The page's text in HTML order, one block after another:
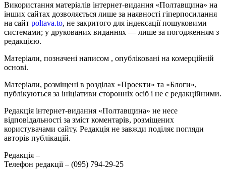
Використання матеріалів інтернет-видання «Полтавщина» на
інших сайтах дозволяється лише за наявності гіперпосилання
на сайт poltava.to, не закритого для індексації пошуковими
системами; у друкованих виданнях — лише за погодженням з
редакцією.
Матеріали, позначені написом , опубліковані на комерційній
основі.
Матеріали, розміщені в розділах «Проекти» та «Блоги»,
публікуються за ініціативи сторонніх осіб і не є редакційними.
Редакція інтернет-видання «Полтавщина» не несе
відповідальності за зміст коментарів, розміщених
користувачами сайту. Редакція не завжди поділяє погляди
авторів публікацій.
Редакція –
Телефон редакції – (095) 794-29-25